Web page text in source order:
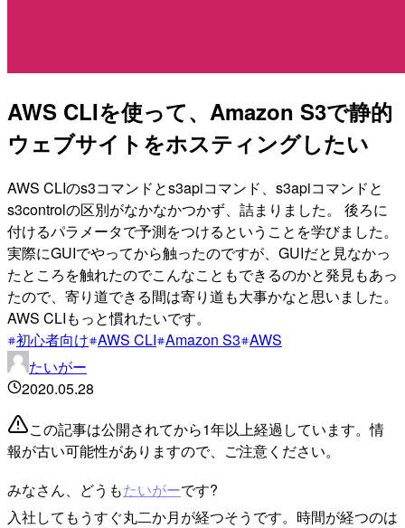
AWS CLIを使って、Amazon S3で静的
ウェブサイトをホスティングしたい
AWS CLIのs3コマンドとs3apiコマンド、s3apiコマンドと
s3controlの区別がなかなかつかず、詰まりました。 後ろに
付けるパラメータで予測をつけるということを学びました。
実際にGUIでやってから触ったのですが、GUIだと見なかっ
たところを触れたのでこんなこともできるのかと発見もあっ
たので、寄り道できる間は寄り道も大事かなと思いました。
AWS CLIもっと慣れたいです。
初心者向け AWS CLI Amazon S3 AWS
たいがー
2020.05.28
この記事は公開されてから1年以上経過しています。情
報が古い可能性がありますので、ご注意ください。
みなさん、どうもたいがーです?
入社してもうすぐ丸二か月が経つそうです。時間が経つのは